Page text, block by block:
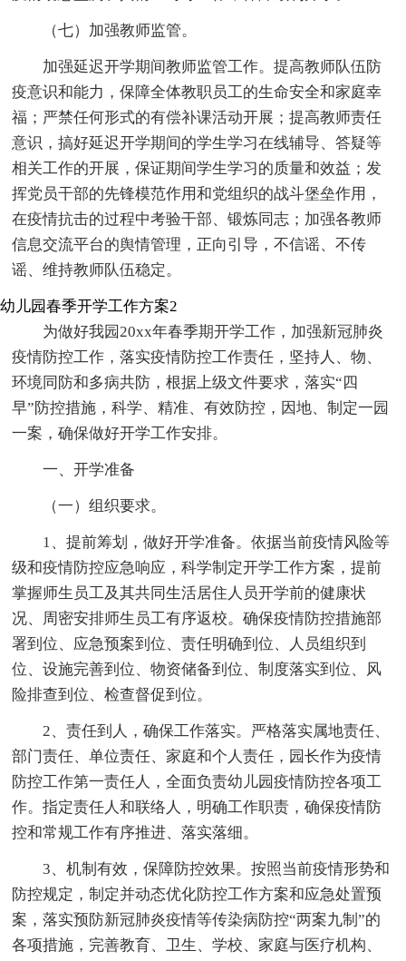
（七）加强教师监管。
加强延迟开学期间教师监管工作。提高教师队伍防
疫意识和能力，保障全体教职员工的生命安全和家庭幸
福；严禁任何形式的有偿补课活动开展；提高教师责任
意识，搞好延迟开学期间的学生学习在线辅导、答疑等
相关工作的开展，保证期间学生学习的质量和效益；发
挥党员干部的先锋模范作用和党组织的战斗堡垒作用，
在疫情抗击的过程中考验干部、锻炼同志；加强各教师
信息交流平台的舆情管理，正向引导，不信谣、不传
谣、维持教师队伍稳定。
幼儿园春季开学工作方案2
为做好我园20xx年春季期开学工作，加强新冠肺炎
疫情防控工作，落实疫情防控工作责任，坚持人、物、
环境同防和多病共防，根据上级文件要求，落实“四
早”防控措施，科学、精准、有效防控，因地、制定一园
一案，确保做好开学工作安排。
一、开学准备
（一）组织要求。
1、提前筹划，做好开学准备。依据当前疫情风险等
级和疫情防控应急响应，科学制定开学工作方案，提前
掌握师生员工及其共同生活居住人员开学前的健康状
况、周密安排师生员工有序返校。确保疫情防控措施部
署到位、应急预案到位、责任明确到位、人员组织到
位、设施完善到位、物资储备到位、制度落实到位、风
险排查到位、检查督促到位。
2、责任到人，确保工作落实。严格落实属地责任、
部门责任、单位责任、家庭和个人责任，园长作为疫情
防控工作第一责任人，全面负责幼儿园疫情防控各项工
作。指定责任人和联络人，明确工作职责，确保疫情防
控和常规工作有序推进、落实落细。
3、机制有效，保障防控效果。按照当前疫情形势和
防控规定，制定并动态优化防控工作方案和应急处置预
案，落实预防新冠肺炎疫情等传染病防控“两案九制”的
各项措施，完善教育、卫生、学校、家庭与医疗机构、